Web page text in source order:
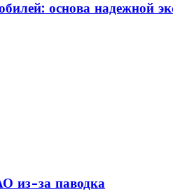
основа надежной
из-за паводка